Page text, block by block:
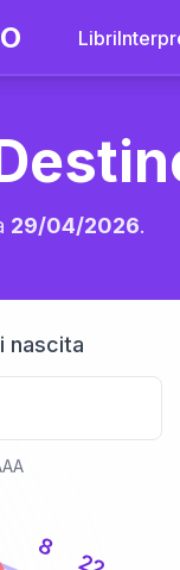
Libri
29/04/2026.
nascita
8